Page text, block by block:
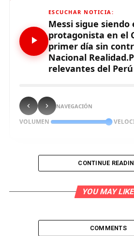
ESCUCHAR NOTICIA:
Messi sigue siendo
protagonista en el
primer día sin
Nacional
relevantes del Perú
NAVEGACIÓN
VOLUMEN
jugador del club azulgrana a
CONTINUE
YOU MAY
COMMENTS